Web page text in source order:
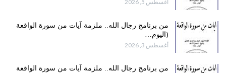
أغسطس 5, 2026
من برنامج رجال الله.. ملزمة آيات من سورة الواقعة
(اليوم…
أغسطس 3, 2026
من برنامج رجال الله.. ملزمة آيات من سورة الواقعة